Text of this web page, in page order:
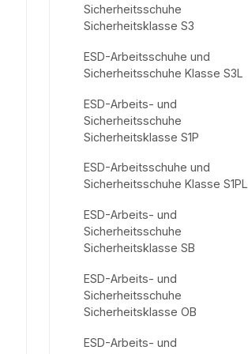
Sicherheitsschuhe
Sicherheitsklasse S3
ESD-Arbeitsschuhe und
Sicherheitsschuhe Klasse S3L
ESD-Arbeits- und
Sicherheitsschuhe
Sicherheitsklasse S1P
ESD-Arbeitsschuhe und
Sicherheitsschuhe Klasse S1PL
ESD-Arbeits- und
Sicherheitsschuhe
Sicherheitsklasse SB
ESD-Arbeits- und
Sicherheitsschuhe
Sicherheitsklasse OB
ESD-Arbeits- und